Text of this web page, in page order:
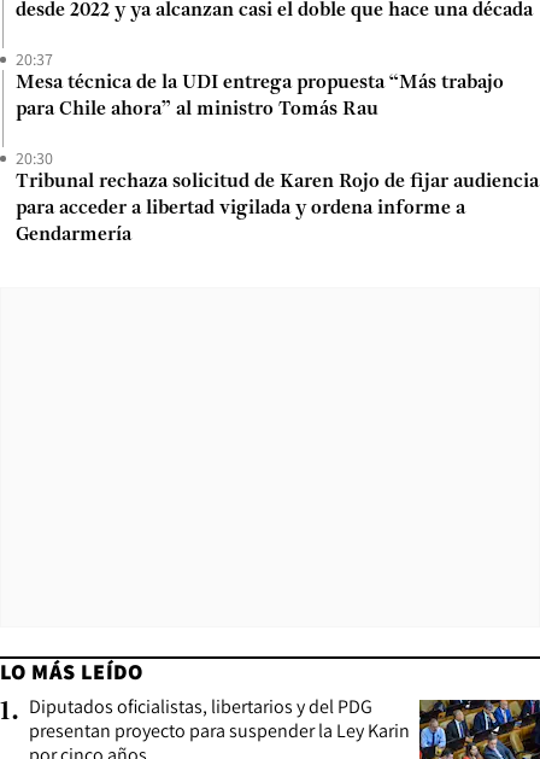
desde 2022 y ya alcanzan casi el doble que hace una década
20:37
Mesa técnica de la UDI entrega propuesta “Más trabajo
para Chile ahora” al ministro Tomás Rau
20:30
Tribunal rechaza solicitud de Karen Rojo de fijar audiencia
para acceder a libertad vigilada y ordena informe a
Gendarmería
LO MÁS LEÍDO
1. Diputados oficialistas, libertarios y del PDG
presentan proyecto para suspender la Ley Karin